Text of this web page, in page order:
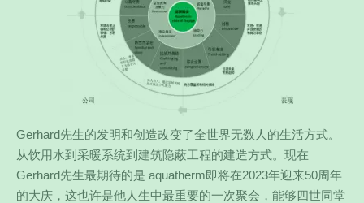
Gerhard先生的发明和创造改变了全世界无数人的生活方式。
从饮用水到采暖系统到建筑隐蔽工程的建造方式。现在
Gerhard先生最期待的是 aquatherm即将在2023年迎来50周年
的大庆，这也许是他人生中最重要的一次聚会，能够四世同堂